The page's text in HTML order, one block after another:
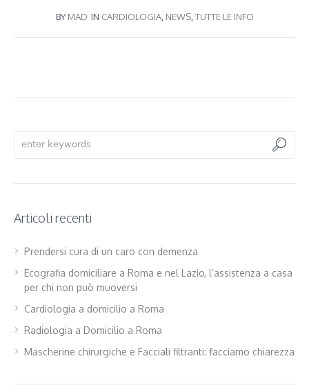
BY MAD IN CARDIOLOGIA, NEWS,TUTTE LE INFO
Articoli recenti
Prendersi cura di un caro con demenza
Ecografia domiciliare a Roma e nel Lazio, l’assistenza a casa
per chi non può muoversi
Cardiologia a domicilio a Roma
Radiologia a Domicilio a Roma
Mascherine chirurgiche e Facciali filtranti: facciamo chiarezza